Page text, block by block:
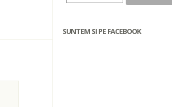
SUNTEM SI PE FACEBOOK